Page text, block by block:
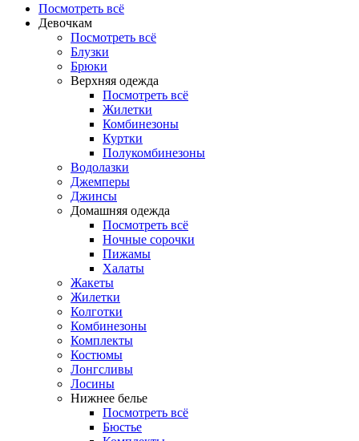
Посмотреть всё
Девочкам
Посмотреть всё
Блузки
Брюки
Верхняя одежда
Посмотреть всё
Жилетки
Комбинезоны
Куртки
Полукомбинезоны
Водолазки
Джемперы
Джинсы
Домашняя одежда
Посмотреть всё
Ночные сорочки
Пижамы
Халаты
Жакеты
Жилетки
Колготки
Комбинезоны
Комплекты
Костюмы
Лонгсливы
Лосины
Нижнее белье
Посмотреть всё
Бюстье